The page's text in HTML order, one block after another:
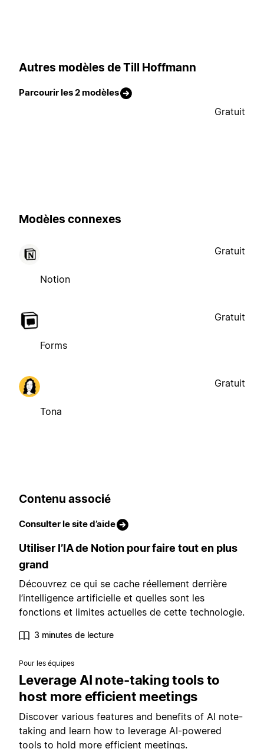
Autres modèles de Till Hoffmann
Parcourir les 2 modèles
Gratuit
Modèles connexes
Notion
Gratuit
Forms
Gratuit
Tona
Gratuit
Contenu associé
Consulter le site d’aide
Utiliser l’IA de Notion pour faire tout en plus
grand
Découvrez ce qui se cache réellement derrière
l’intelligence artificielle et quelles sont les
fonctions et limites actuelles de cette technologie.
3 minutes de lecture
Pour les équipes
Leverage AI note-taking tools to
host more efficient meetings
Discover various features and benefits of AI note-
taking and learn how to leverage AI-powered
tools to hold more efficient meetings.